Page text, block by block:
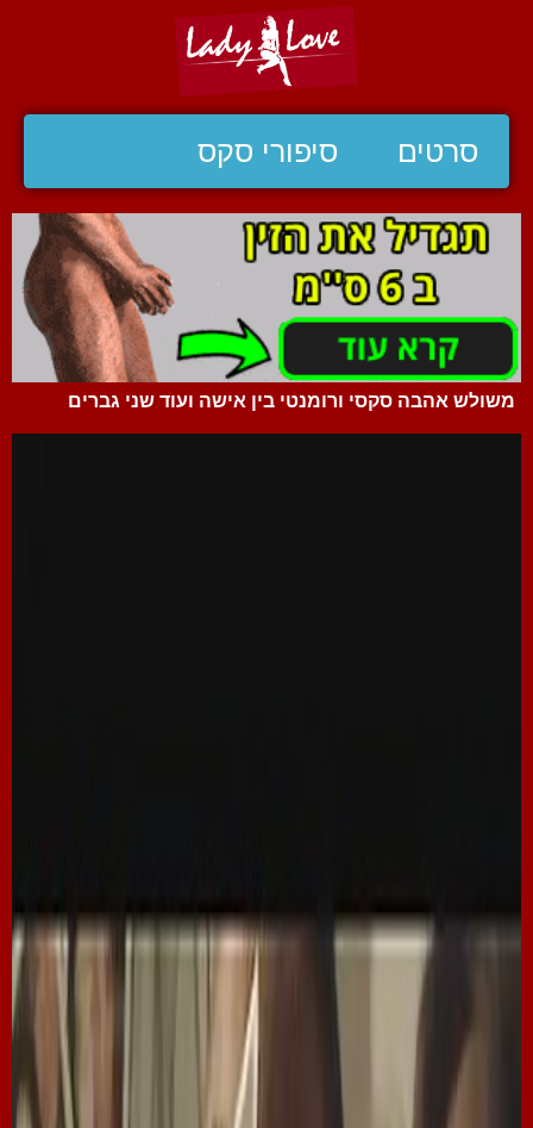
סרטים סיפורי סקס
משולש אהבה סקסי ורומנטי בין אישה ועוד שני גברים